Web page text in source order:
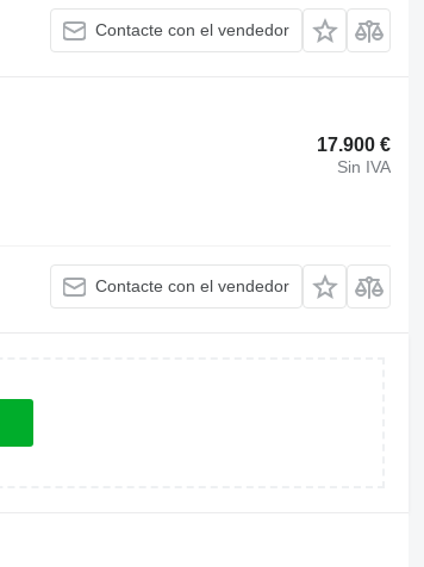
Contacte con el vendedor
17.900 €
Sin IVA
Contacte con el vendedor